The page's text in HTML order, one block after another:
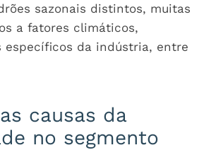
sazonais distintos, muitas
a fatores climáticos,
específicos da indústria, entre
causas da
no segmento